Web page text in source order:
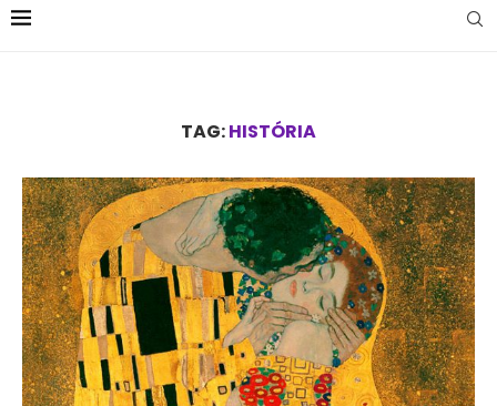
TAG:HISTÓRIA